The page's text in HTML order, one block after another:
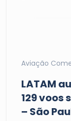
Aviação
LATAM
129 voos
– São